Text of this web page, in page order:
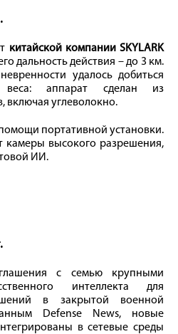
китайской компании SKYLARK
дальность действия – до 3 км.
удалось добиться
веса: аппарат сделан из
включая углеволокно.
портативной установки.
камеры высокого разрешения,
ИИ.
с семью крупными
интеллекта для
в закрытой военной
Defense News, новые
в сетевые среды